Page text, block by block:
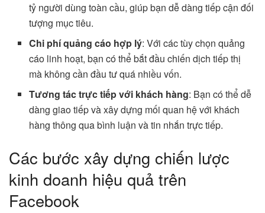
tỷ người dùng toàn cầu, giúp bạn dễ dàng tiếp cận đối
tượng mục tiêu.
Chi phí quảng cáo hợp lý: Với các tùy chọn quảng
cáo linh hoạt, bạn có thể bắt đầu chiến dịch tiếp thị
mà không cần đầu tư quá nhiều vốn.
Tương tác trực tiếp với khách hàng: Bạn có thể dễ
dàng giao tiếp và xây dựng mối quan hệ với khách
hàng thông qua bình luận và tin nhắn trực tiếp.
Các bước xây dựng chiến lược
kinh doanh hiệu quả trên
Facebook